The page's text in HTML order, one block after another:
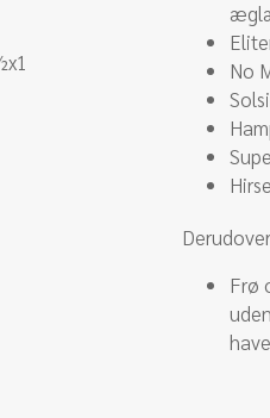
No
Hirse
Frø